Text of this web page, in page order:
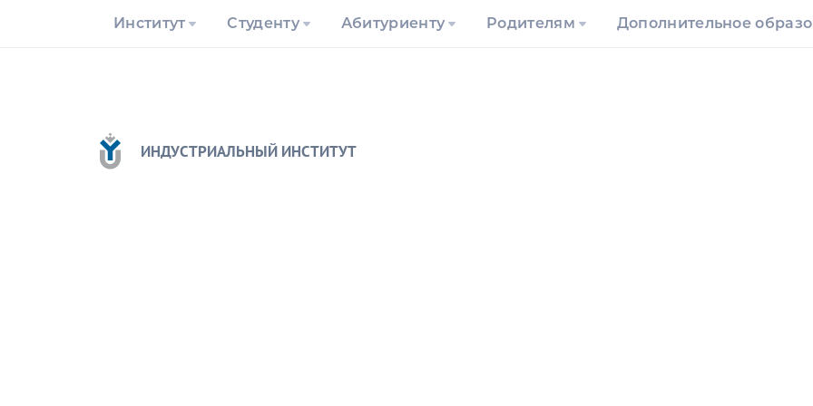
Институт Студенту Абитуриенту Родителям Дополнительное
ИНДУСТРИАЛЬНЫЙ ИНСТИТУТ